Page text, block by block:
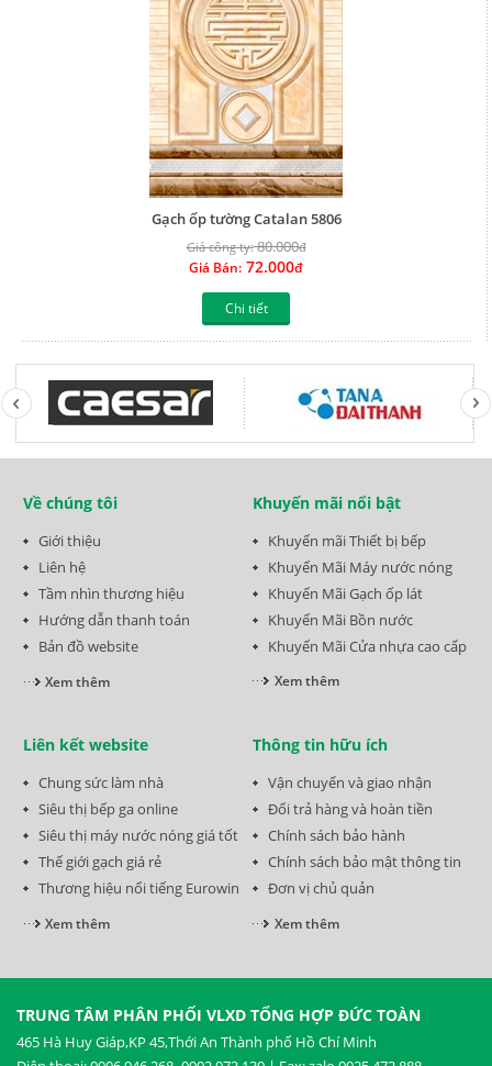
Gạch ốp tường Catalan 5806
Giá công ty:80.000đ
Giá Bán: 72.000đ
Chi tiết
Về chúng tôi
Giới thiệu
Liên hệ
Tầm nhìn thương hiệu
Hướng dẫn thanh toán
Bản đồ website
Xem thêm
Khuyến mãi nổi bật
Khuyến mãi Thiết bị bếp
Khuyến Mãi Máy nước nóng
Khuyến Mãi Gạch ốp lát
Khuyến Mãi Bồn nước
Khuyến Mãi Cửa nhựa cao cấp
Xem thêm
Liên kết website
Chung sức làm nhà
Siêu thị bếp ga online
Siêu thị máy nước nóng giá tốt
Thế giới gạch giá rẻ
Thương hiệu nổi tiếng Eurowin
Xem thêm
Thông tin hữu ích
Vận chuyển và giao nhận
Đổi trả hàng và hoàn tiền
Chính sách bảo hành
Chính sách bảo mật thông tin
Đơn vị chủ quản
Xem thêm
TRUNG TÂM PHÂN PHỐI VLXD TỔNG HỢP ĐỨC TOÀN
465 Hà Huy Giáp,KP 45,Thới An Thành phố Hồ Chí Minh